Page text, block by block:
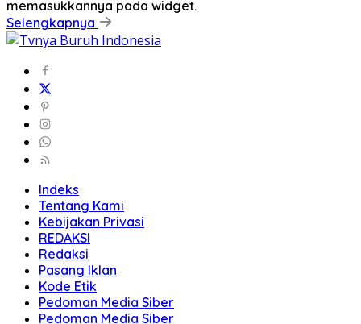
memasukkannya pada widget.
Selengkapnya
Indeks
Tentang Kami
Kebijakan Privasi
REDAKSI
Redaksi
Pasang Iklan
Kode Etik
Pedoman Media Siber
Pedoman Media Siber